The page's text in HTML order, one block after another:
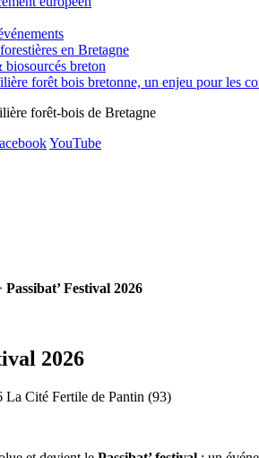
en Bretagne
breton
forêt bois bretonne, un enjeu pour les
forêt-bois de Bretagne
YouTube
Passibat’ Festival 2026
2026
La Cité Fertile de Pantin (93)